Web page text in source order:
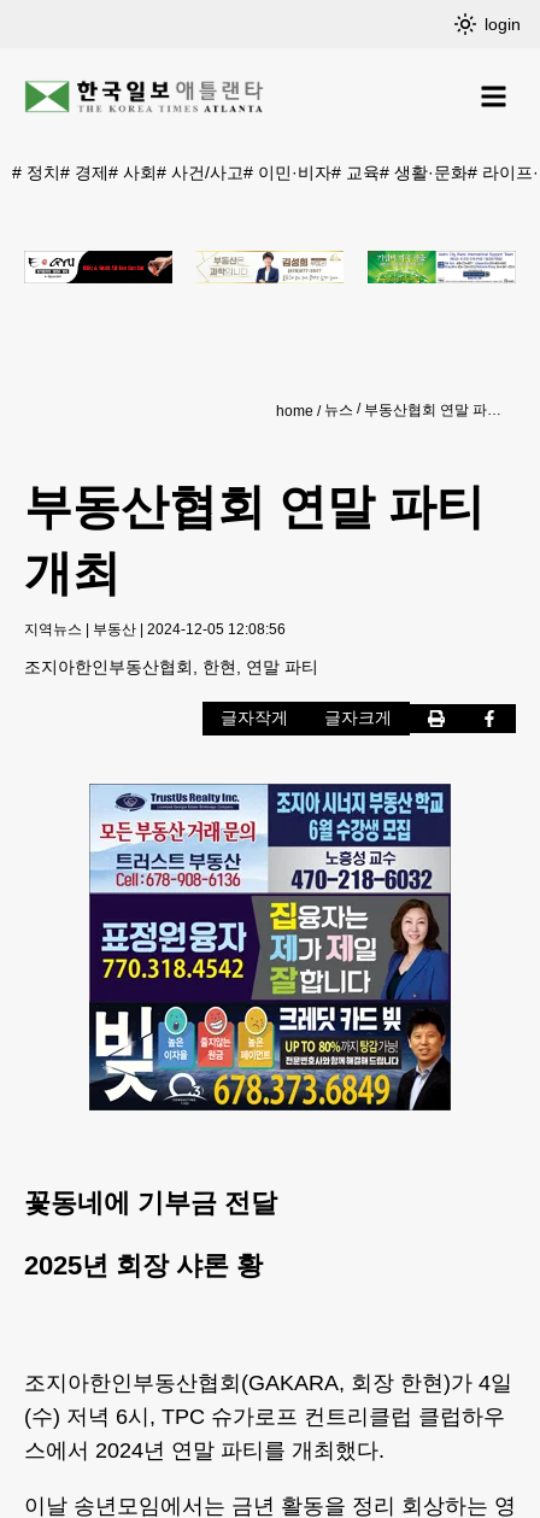
login
# 정치# 경제# 사회# 사건/사고# 이민·비자# 교육# 생활·문화# 라이프
home 뉴스 부동산협회 연말 파티 개최
부동산협회 연말 파티
개최
지역뉴스 | 부동산 | 2024-12-05 12:08:56
조지아한인부동산협회, 한현, 연말 파티
글자작게 글자크게
꽃동네에 기부금 전달
2025년 회장 샤론 황
조지아한인부동산협회(GAKARA, 회장 한현)가 4일
(수) 저녁 6시, TPC 슈가로프 컨트리클럽 클럽하우
스에서 2024년 연말 파티를 개최했다.
이날 송년모임에서는 금년 활동을 정리 회상하는 영